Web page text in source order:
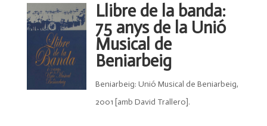
Llibre de la banda:
75 anys de la Unió
Musical de
Beniarbeig
Beniarbeig: Unió Musical de Beniarbeig,
2001 [amb David Trallero].